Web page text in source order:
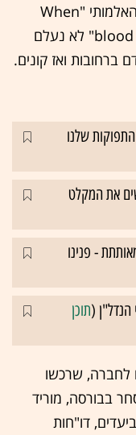
במחיר מציאה קורצת לכולם. המשפט האלמותי "When
blood is in the street - it s time to buy" לא נעלם
ואז קונים.
שלנו
את המקלט
מאותתת - פנינו
הנדל"ן (תוכן
לחברה, שרכשו
בבורסה, מוריד
דו"חות